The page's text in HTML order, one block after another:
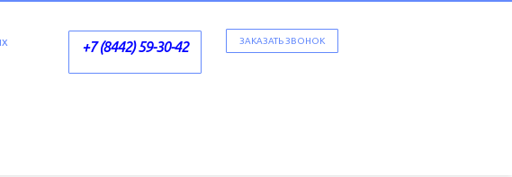
ЗАКАЗАТЬ ЗВОНОК
+7 (8442) 59-30-42